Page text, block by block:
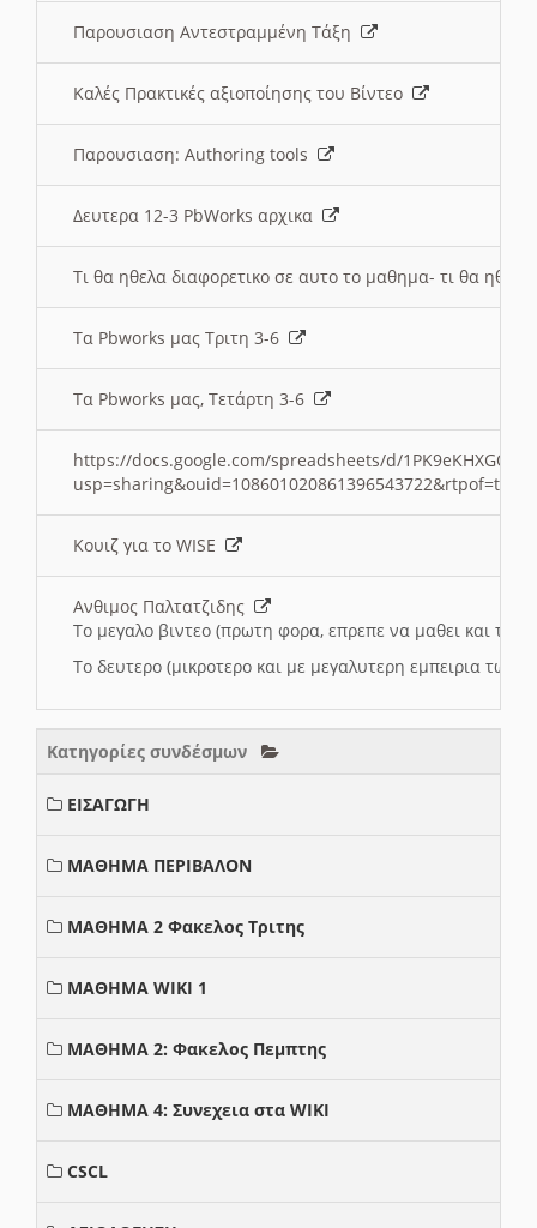
Παρουσιαση Αντεστραμμένη Τάξη
Καλές Πρακτικές αξιοποίησης του Βίντεο
Παρουσιαση: Authoring tools
Δευτερα 12-3 PbWorks αρχικα
Τι θα ηθελα διαφορετικο σε αυτο το μαθημα- τι θα
Τα Pbworks μας Τριτη 3-6
Τα Pbworks μας, Τετάρτη 3-6
https://docs.google.com/spreadsheets/d/
Κουιζ για το WISE
Ανθιμος Παλτατζιδης
Το μεγαλο βιντεο (πρωτη φορα, επρεπε να μαθει και το
Το δευτερο (μικροτερο και με μεγαλυτερη εμπειρια
Κατηγορίες συνδέσμων
ΕΙΣΑΓΩΓΗ
ΜΑΘΗΜΑ ΠΕΡΙΒΑΛΟΝ
ΜΑΘΗΜΑ 2 Φακελος Τριτης
ΜΑΘΗΜΑ WIKI 1
ΜΑΘΗΜΑ 2: Φακελος Πεμπτης
ΜΑΘΗΜΑ 4: Συνεχεια στα WIKI
CSCL